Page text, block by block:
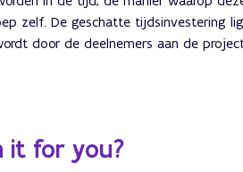
zelf. De geschatte tijdsinvestering
door de deelnemers aan de
it for you?